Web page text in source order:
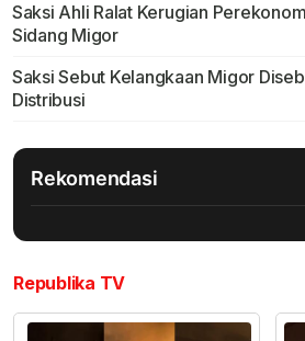
Saksi Ahli Ralat Kerugian
Sidang Migor
Saksi Sebut Kelangkaan Migor
Distribusi
Rekomendasi
Republika TV